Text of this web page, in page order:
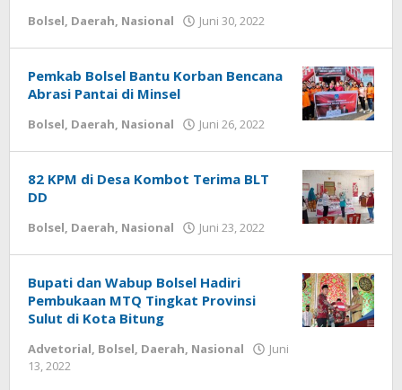
Bolsel, Daerah, Nasional Juni 30, 2022
Pemkab Bolsel Bantu Korban Bencana
Abrasi Pantai di Minsel
Bolsel, Daerah, Nasional Juni 26, 2022
82 KPM di Desa Kombot Terima BLT
DD
Bolsel, Daerah, Nasional Juni 23, 2022
Bupati dan Wabup Bolsel Hadiri
Pembukaan MTQ Tingkat Provinsi
Sulut di Kota Bitung
Advetorial, Bolsel, Daerah, Nasional
Juni
13, 2022